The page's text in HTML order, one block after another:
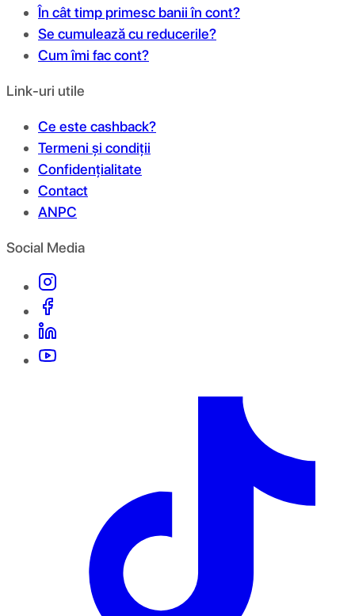
În cât timp primesc banii în cont?
Se cumulează cu reducerile?
Cum îmi fac cont?
Link-uri utile
Ce este cashback?
Termeni și condiții
Confidențialitate
Contact
ANPC
Social Media